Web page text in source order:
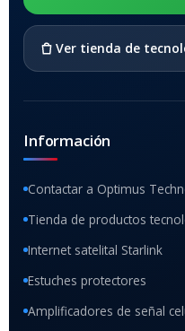
Ver tienda de
Información
Contactar a Optimus
Tienda de productos
Internet satelital Starlink
Estuches protectores
Amplificadores de señal